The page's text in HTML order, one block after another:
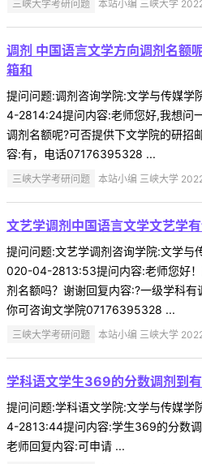
三峡大学考研问题 本站小编 三峡大学
调剂 中国语言文学方向调剂名额
箱和
提问问题:调剂咨询学院:文学与传媒
4-2814:24提问内容:老师您好,我想问
调剂名额呢?可否提供下文学院的研招
容:有，电话07176395328 ...
三峡大学考研问题 本站小编 三峡大学
文艺学调剂中国语言文学文艺学
提问问题:文艺学调剂咨询学院:文学
020-04-2813:53提问内容:老师您好
剂名额吗？谢谢回复内容:?一级学科有
你可咨询文学院07176395328 ...
三峡大学考研问题 本站小编 三峡大学
学科语文学生369的分数调剂到
提问问题:学科语文学院:文学与传媒
4-2813:44提问内容:学生369的分数
老师回复内容:可申请 ...